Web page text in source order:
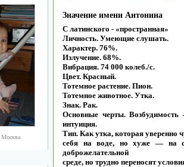
, Москва
Значение имени Антонина
С латинского - «пространная»
Личность. Умеющие слушать.
Характер. 76%.
Излучение. 68%.
Вибрация. 74 000 колеб./с.
Цвет. Красный.
Тотемное растение. Пион.
Тотемное животное. Утка.
Знак. Рак.
Основные черты.
интуиция.
Тип. Как утка, которая уверенно
себя на воде, но хуже — на
доброжелательной
среде, но трудно переносят